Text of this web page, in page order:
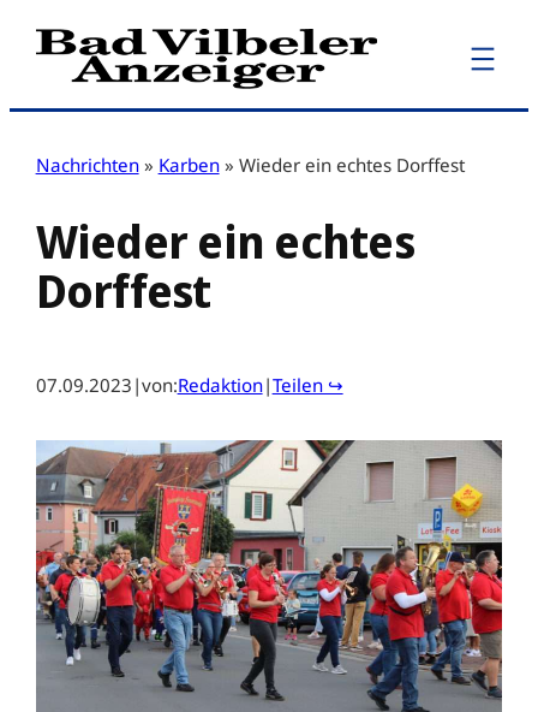
Zum
Inhalt
Nachrichten » Karben » Wieder ein echtes Dorffest
Wieder ein echtes
Dorffest
07.09.2023 |von:Redaktion|Teilen ↪